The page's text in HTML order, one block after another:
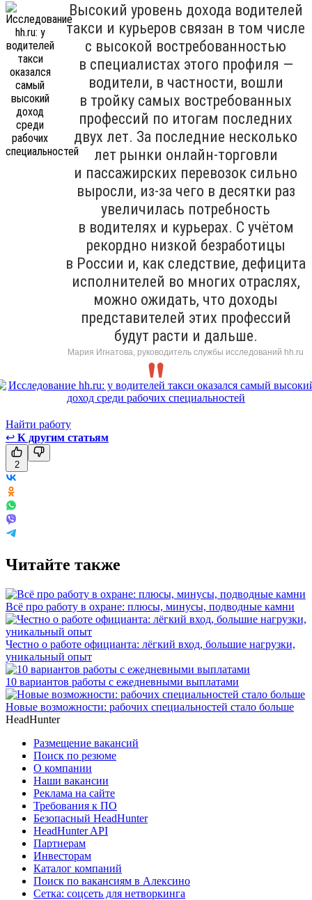
Высокий уровень дохода водителей
такси и курьеров связан в том числе
с высокой востребованностью
в специалистах этого профиля —
водители, в частности, вошли
в тройку самых востребованных
профессий по итогам последних
двух лет. За последние несколько
лет рынки онлайн-торговли
и пассажирских перевозок сильно
выросли, из-за чего в десятки раз
увеличилась потребность
в водителях и курьерах. С учётом
рекордно низкой безработицы
в России и, как следствие, дефицита
исполнителей во многих отраслях,
можно ожидать, что доходы
представителей этих профессий
будут расти и дальше.
Мария Игнатова, руководитель службы исследований hh.ru
Найти работу
↩ К другим статьям
2
Читайте также
Всё про работу в охране: плюсы, минусы, подводные камни
Честно о работе официанта: лёгкий вход, большие нагрузки,
уникальный опыт
10 вариантов работы с ежедневными выплатами
Новые возможности: рабочих специальностей стало больше
HeadHunter
Размещение вакансий
Поиск по резюме
О компании
Наши вакансии
Реклама на сайте
Требования к ПО
Безопасный HeadHunter
HeadHunter API
Партнерам
Инвесторам
Каталог компаний
Поиск по вакансиям в Алексино
Сетка: соцсеть для нетворкинга